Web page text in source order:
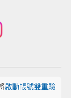
啟動帳號雙重驗